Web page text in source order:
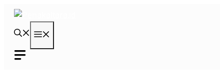
Langsung